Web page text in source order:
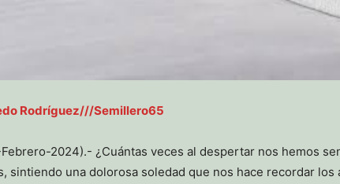
Rodríguez///Semillero65
2024).- ¿Cuántas veces al despertar nos hemos
sintiendo una dolorosa soledad que nos hace recordar